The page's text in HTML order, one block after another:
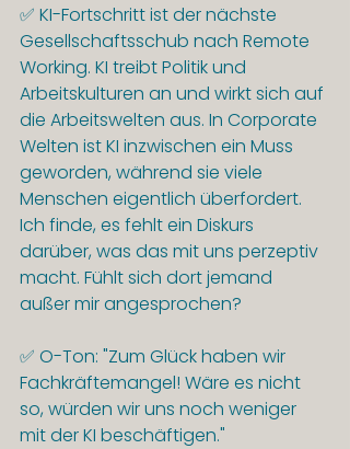
✅ KI-Fortschritt ist der nächste
Gesellschaftsschub nach Remote
Working. KI treibt Politik und
Arbeitskulturen an und wirkt sich auf
die Arbeitswelten aus. In Corporate
Welten ist KI inzwischen ein Muss
geworden, während sie viele
Menschen eigentlich überfordert.
Ich finde, es fehlt ein Diskurs
darüber, was das mit uns perzeptiv
macht. Fühlt sich dort jemand
außer mir angesprochen?
✅ O-Ton: "Zum Glück haben wir
Fachkräftemangel! Wäre es nicht
so, würden wir uns noch weniger
mit der KI beschäftigen."